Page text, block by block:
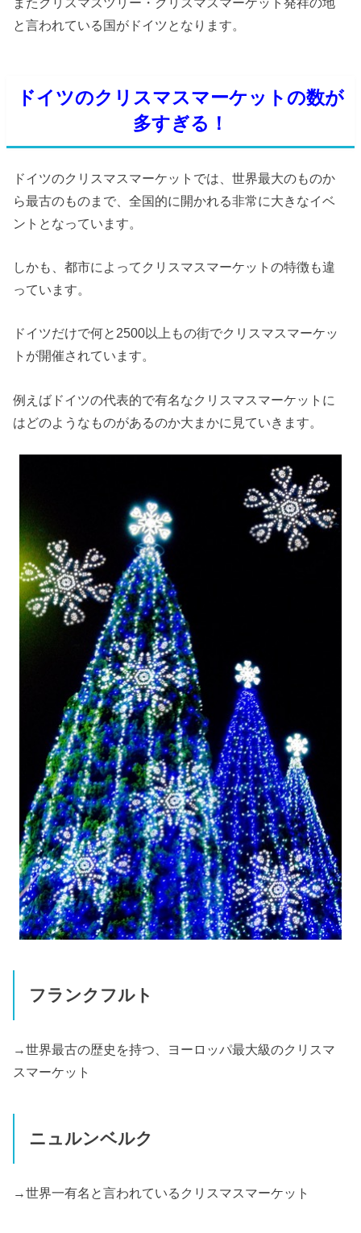
と言われている国がドイツとなります。
ドイツのクリスマスマーケットの数が
多すぎる！
ドイツのクリスマスマーケットでは、世界最大のものか
ら最古のものまで、全国的に開かれる非常に大きなイベ
ントとなっています。
しかも、都市によってクリスマスマーケットの特徴も違
っています。
ドイツだけで何と2500以上もの街でクリスマスマーケッ
トが開催されています。
例えばドイツの代表的で有名なクリスマスマーケットに
はどのようなものがあるのか大まかに見ていきます。
フランクフルト
→世界最古の歴史を持つ、ヨーロッパ最大級のクリスマ
スマーケット
ニュルンベルク
→世界一有名と言われているクリスマスマーケット